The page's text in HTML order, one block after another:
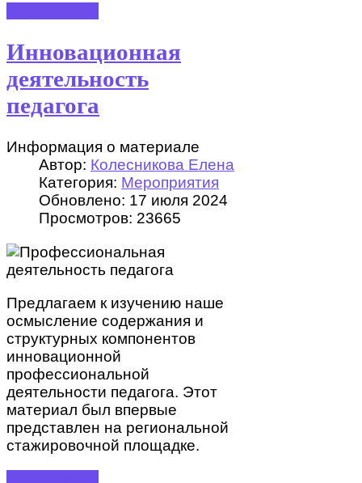
Инновационная
деятельность
педагога
Информация о материале
Автор: Колесникова Елена
Категория: Мероприятия
Обновлено: 17 июля 2024
Просмотров: 23665
Предлагаем к изучению наше
осмысление содержания и
структурных компонентов
инновационной
профессиональной
деятельности педагога. Этот
материал был впервые
представлен на региональной
стажировочной площадке.